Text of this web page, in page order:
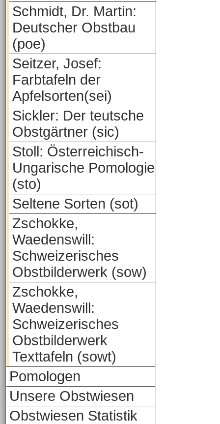
Schmidt, Dr. Martin:
Deutscher Obstbau
(poe)
Seitzer, Josef:
Farbtafeln der
Apfelsorten(sei)
Sickler: Der teutsche
Obstgärtner (sic)
Stoll: Österreichisch-
Ungarische Pomologie
(sto)
Seltene Sorten (sot)
Zschokke,
Waedenswill:
Schweizerisches
Obstbilderwerk (sow)
Zschokke,
Waedenswill:
Schweizerisches
Obstbilderwerk
Texttafeln (sowt)
Pomologen
Unsere Obstwiesen
Obstwiesen Statistik